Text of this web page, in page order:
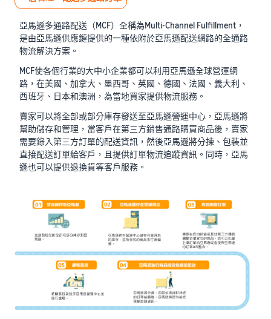
亞馬遜多通路配送（MCF）全稱為Multi-Channel Fulfillment，
是由亞馬遜供應鏈提供的一種依附於亞馬遜配送網路的全通路
物流解決方案。
MCF使各個行業的大中小企業都可以利用亞馬遜全球營運網
路，在美國、加拿大、墨西哥、英國、德國、法國、義大利、
西班牙、日本和澳洲，為當地買家提供物流服務。
賣家可以將全部或部分庫存發送至亞馬遜營運中心，亞馬遜將
幫助儲存和管理，當客戶在第三方銷售通路購買商品後，賣家
需要錄入第三方訂單的配送資訊，然後亞馬遜將分揀、包裝並
直接配送訂單給客戶，且提供訂單物流追蹤資訊。同時，亞馬
遜也可以提供退換貨等客戶服務。